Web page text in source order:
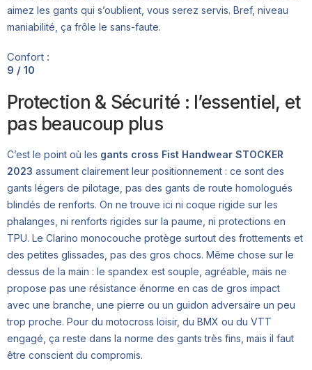
aimez les gants qui s’oublient, vous serez servis. Bref, niveau
maniabilité, ça frôle le sans-faute.
Confort :
9 / 10
Protection & Sécurité : l’essentiel, et
pas beaucoup plus
C’est le point où les gants cross Fist Handwear STOCKER
2023 assument clairement leur positionnement : ce sont des
gants légers de pilotage, pas des gants de route homologués
blindés de renforts. On ne trouve ici ni coque rigide sur les
phalanges, ni renforts rigides sur la paume, ni protections en
TPU. Le Clarino monocouche protège surtout des frottements et
des petites glissades, pas des gros chocs. Même chose sur le
dessus de la main : le spandex est souple, agréable, mais ne
propose pas une résistance énorme en cas de gros impact
avec une branche, une pierre ou un guidon adversaire un peu
trop proche. Pour du motocross loisir, du BMX ou du VTT
engagé, ça reste dans la norme des gants très fins, mais il faut
être conscient du compromis.